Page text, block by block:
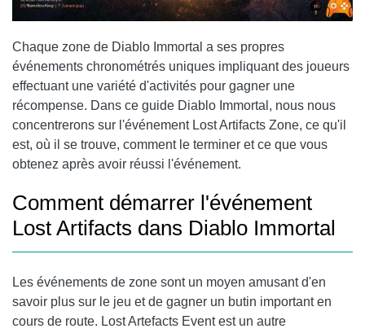
Chaque zone de Diablo Immortal a ses propres
événements chronométrés uniques impliquant des joueurs
effectuant une variété d'activités pour gagner une
récompense. Dans ce guide Diablo Immortal, nous nous
concentrerons sur l'événement Lost Artifacts Zone, ce qu'il
est, où il se trouve, comment le terminer et ce que vous
obtenez après avoir réussi l'événement.
Comment démarrer l'événement
Lost Artifacts dans Diablo Immortal
Les événements de zone sont un moyen amusant d'en
savoir plus sur le jeu et de gagner un butin important en
cours de route. Lost Artefacts Event est un autre